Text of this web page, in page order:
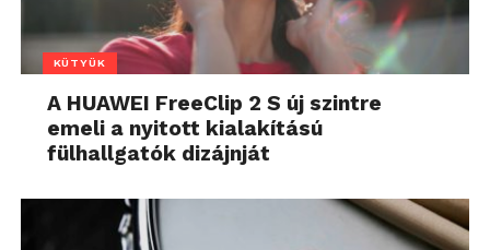
KÜTYÜK
A HUAWEI FreeClip 2 S új szintre
emeli a nyitott kialakítású
fülhallgatók dizájnját